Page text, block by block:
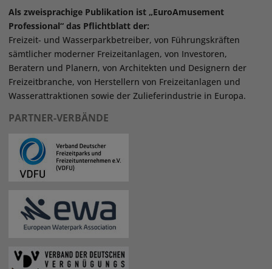
Als zweisprachige Publikation ist „EuroAmusement
Professional“ das Pflichtblatt der:
Freizeit- und Wasserparkbetreiber, von Führungskräften
sämtlicher moderner Freizeitanlagen, von Investoren,
Beratern und Planern, von Architekten und Designern der
Freizeitbranche, von Herstellern von Freizeitanlagen und
Wasserattraktionen sowie der Zulieferindustrie in Europa.
PARTNER-VERBÄNDE